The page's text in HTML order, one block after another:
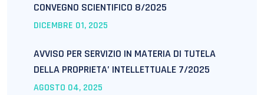
CONVEGNO SCIENTIFICO 8/2025
DICEMBRE 01, 2025
AVVISO PER SERVIZIO IN MATERIA DI TUTELA
DELLA PROPRIETA’ INTELLETTUALE 7/2025
AGOSTO 04, 2025